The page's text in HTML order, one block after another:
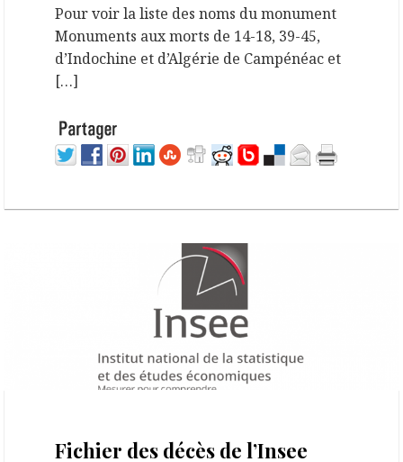
Pour voir la liste des noms du monument
Monuments aux morts de 14-18, 39-45,
d’Indochine et d’Algérie de Campénéac et
[…]
Fichier des décès de l’Insee